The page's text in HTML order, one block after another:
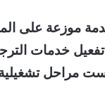
أكثر من 110 نقاط
تشغيلية